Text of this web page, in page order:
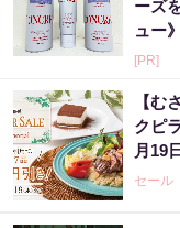
ーズ
ュー》
[PR]
【む
クピ
月19
セール